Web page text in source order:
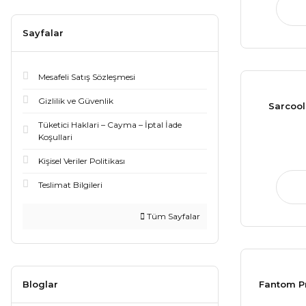
Sayfalar
Mesafeli Satış Sözleşmesi
Gizlilik ve Güvenlik
Tüketici Haklari – Cayma – İptal İade
Koşullari
Kişisel Veriler Politikası
Teslimat Bilgileri
Tüm Sayfalar
Bloglar Fantom